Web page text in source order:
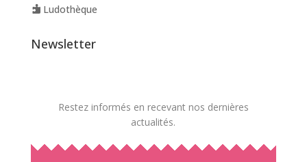
Ludothèque
Newsletter
Restez informés en recevant nos dernières
actualités.